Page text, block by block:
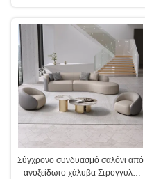
Σύγχρονο συνδυασμό σαλόνι από
ανοξείδωτο χάλυβα Στρογγυλό